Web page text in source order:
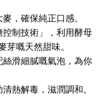
，確保純正口感。
制技術」，利用酵母
嘅天然甜味。
滑細膩嘅氣泡，為你
熱解毒，滋潤調和。